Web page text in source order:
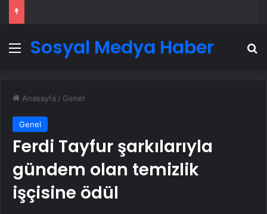
Menü
Sosyal Medya Haber
Anasayfa / Genel
Genel
Ferdi Tayfur şarkılarıyla
gündem olan temizlik
işçisine ödül